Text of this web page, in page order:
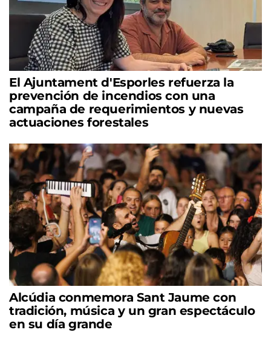
El Ajuntament d'Esporles refuerza la
prevención de incendios con una
campaña de requerimientos y nuevas
actuaciones forestales
Alcúdia conmemora Sant Jaume con
tradición, música y un gran espectáculo
en su día grande